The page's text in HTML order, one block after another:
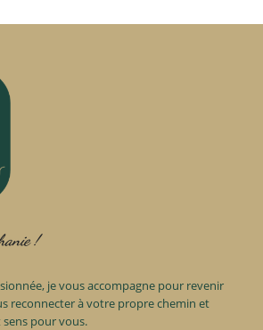
!
je vous accompagne pour revenir
reconnecter à votre propre chemin et
pour vous.